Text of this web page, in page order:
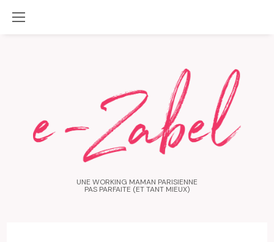
UNE WORKING MAMAN PARISIENNE
PAS PARFAITE (ET TANT MIEUX)